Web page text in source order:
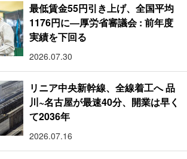
最低賃金55円引き上げ、全国平均
1176円に―厚労省審議会 : 前年度
実績を下回る
2026.07.30
リニア中央新幹線、全線着工へ 品
川~名古屋が最速40分、開業は早く
て2036年
2026.07.16